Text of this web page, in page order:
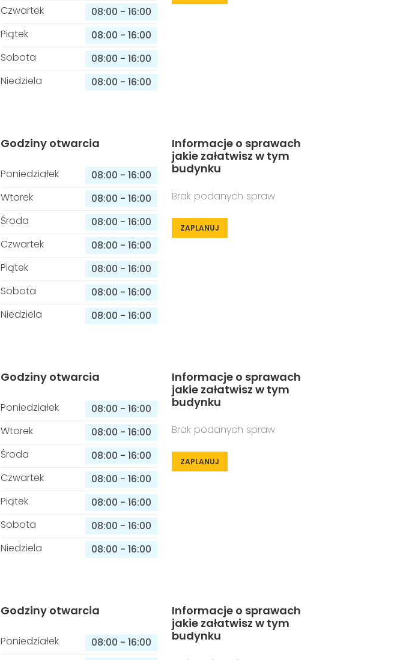
Czwartek
08:00 - 16:00
Piątek
08:00 - 16:00
Sobota
08:00 - 16:00
Niedziela
08:00 - 16:00
Godziny otwarcia
Poniedziałek 08:00 - 16:00
Wtorek
08:00 - 16:00
Środa
08:00 - 16:00
Czwartek
08:00 - 16:00
Piątek
08:00 - 16:00
Sobota
08:00 - 16:00
Niedziela
08:00 - 16:00
Informacje o sprawach
jakie załatwisz w tym
budynku
Brak podanych spraw
ZAPLANUJ
Godziny otwarcia
Poniedziałek 08:00 - 16:00
Wtorek
08:00 - 16:00
Środa
08:00 - 16:00
Czwartek
08:00 - 16:00
Piątek
08:00 - 16:00
Sobota
08:00 - 16:00
Niedziela
08:00 - 16:00
Informacje o sprawach
jakie załatwisz w tym
budynku
Brak podanych spraw
ZAPLANUJ
Godziny otwarcia
Poniedziałek 08:00 - 16:00
Informacje o sprawach
jakie załatwisz w tym
budynku